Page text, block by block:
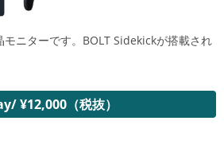
ニターです。BOLT Sidekickが搭載され
¥12,000（税抜）